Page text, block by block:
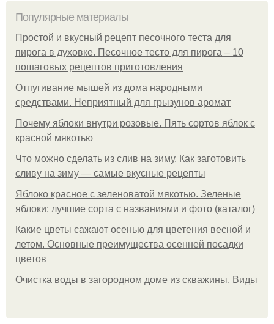
Популярные материалы
Простой и вкусный рецепт песочного теста для
пирога в духовке. Песочное тесто для пирога – 10
пошаговых рецептов приготовления
Отпугивание мышей из дома народными
средствами. Неприятный для грызунов аромат
Почему яблоки внутри розовые. Пять сортов яблок с
красной мякотью
Что можно сделать из слив на зиму. Как заготовить
сливу на зиму — самые вкусные рецепты
Яблоко красное с зеленоватой мякотью. Зеленые
яблоки: лучшие сорта с названиями и фото (каталог)
Какие цветы сажают осенью для цветения весной и
летом. Основные преимущества осенней посадки
цветов
Очистка воды в загородном доме из скважины. Виды